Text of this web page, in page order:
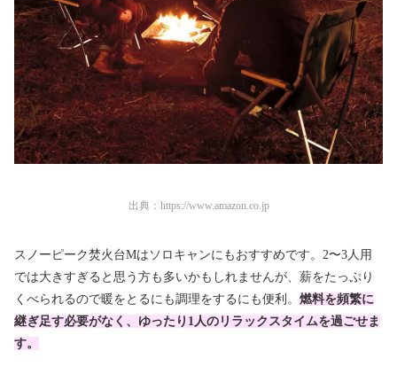
出典： https://www.amazon.co.jp
スノーピーク焚火台Mはソロキャンにもおすすめです。2〜3人用
では大きすぎると思う方も多いかもしれませんが、薪をたっぷり
くべられるので暖をとるにも調理をするにも便利。 燃料を頻繁に
継ぎ足す必要がなく、ゆったり1人のリラックスタイムを過ごせま
す。